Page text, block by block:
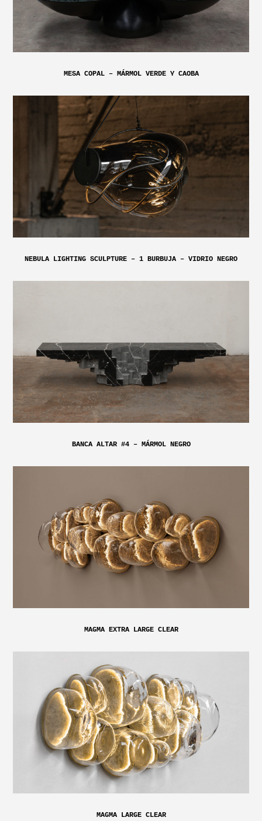
MESA COPAL – MÁRMOL VERDE Y CAOBA
NEBULA LIGHTING SCULPTURE – 1 BURBUJA – VIDRIO NEGRO
BANCA ALTAR #4 – MÁRMOL NEGRO
MAGMA EXTRA LARGE CLEAR
MAGMA LARGE CLEAR